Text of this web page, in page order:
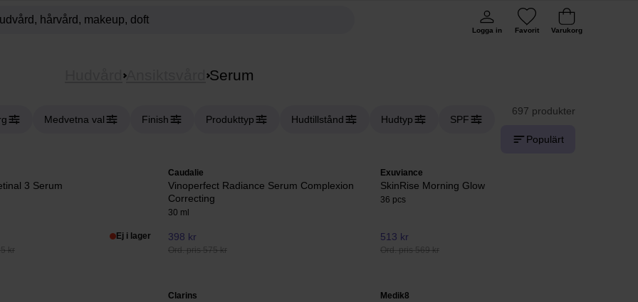
Logga in Favorit Varukorg
Ansiktsvård Serum
Medvetna val Finish Produkttyp Hudtillstånd Hudtyp SPF
697 produkter
Populärt
3 Serum
kr
Ej i lager
Caudalie
Vinoperfect Radiance Serum Complexion
Correcting
30 ml
398 kr
Ord. pris 575 kr
Exuviance
SkinRise Morning Glow
36 pcs
513 kr
Ord. pris 569 kr
Clarins Medik8